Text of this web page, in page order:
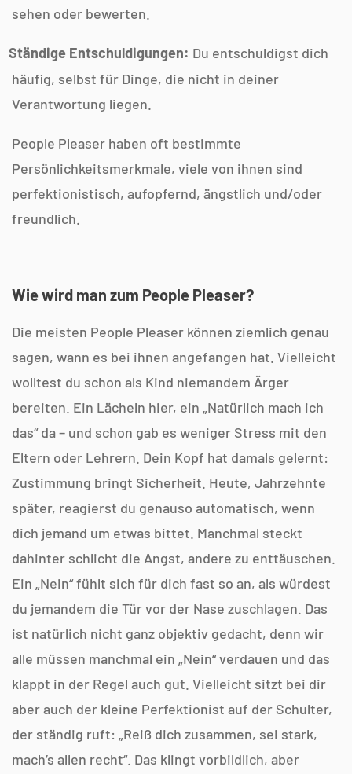
sehen oder bewerten.
Ständige Entschuldigungen: Du entschuldigst dich
häufig, selbst für Dinge, die nicht in deiner
Verantwortung liegen.
People Pleaser haben oft bestimmte
Persönlichkeitsmerkmale, viele von ihnen sind
perfektionistisch, aufopfernd, ängstlich und/oder
freundlich.
Wie wird man zum People Pleaser?
Die meisten People Pleaser können ziemlich genau
sagen, wann es bei ihnen angefangen hat. Vielleicht
wolltest du schon als Kind niemandem Ärger
bereiten. Ein Lächeln hier, ein „Natürlich mach ich
das“ da – und schon gab es weniger Stress mit den
Eltern oder Lehrern. Dein Kopf hat damals gelernt:
Zustimmung bringt Sicherheit. Heute, Jahrzehnte
später, reagierst du genauso automatisch, wenn
dich jemand um etwas bittet. Manchmal steckt
dahinter schlicht die Angst, andere zu enttäuschen.
Ein „Nein“ fühlt sich für dich fast so an, als würdest
du jemandem die Tür vor der Nase zuschlagen. Das
ist natürlich nicht ganz objektiv gedacht, denn wir
alle müssen manchmal ein „Nein“ verdauen und das
klappt in der Regel auch gut. Vielleicht sitzt bei dir
aber auch der kleine Perfektionist auf der Schulter,
der ständig ruft: „Reiß dich zusammen, sei stark,
mach’s allen recht“. Das klingt vorbildlich, aber